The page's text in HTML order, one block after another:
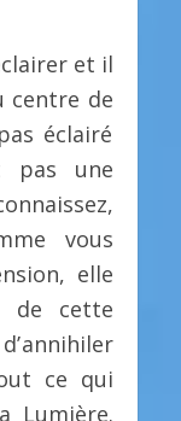
et il
centre de
éclairé
pas une
vous
elle
de cette
ce qui
Lumière.